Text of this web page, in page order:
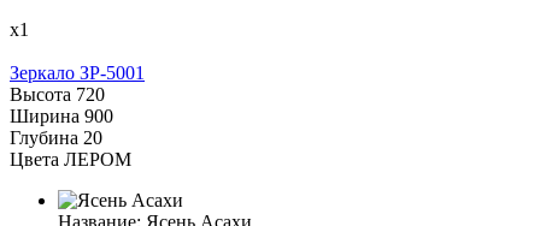
х1
Зеркало ЗР-5001
Высота 720
Ширина 900
Глубина 20
Цвета ЛЕРОМ